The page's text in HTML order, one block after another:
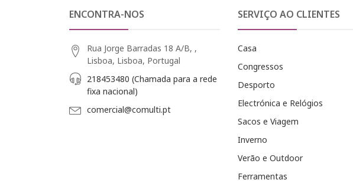
ENCONTRA-NOS
Rua Jorge Barradas 18 A/B, ,
Lisboa, Lisboa, Portugal
218453480 (Chamada para a rede
fixa nacional)
comercial@comulti.pt
SERVIÇO AO CLIENTES
Casa
Congressos
Desporto
Electrónica e Relógios
Sacos e Viagem
Inverno
Verão e Outdoor
Ferramentas